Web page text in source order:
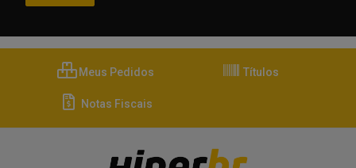
Meus Pedidos Títulos
Notas Fiscais